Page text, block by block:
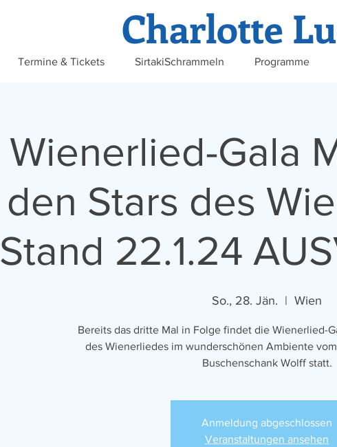
Charlotte
Termine & Tickets SirtakiSchrammeln Programme
Wienerlied-Gala
den Stars des
Stand 22.1.24
So., 28. Jän.
  |
Wien
Bereits das dritte Mal in Folge findet die Wienerlied-
des Wienerliedes im wunderschönen Ambiente
Buschenschank Wolff statt.
Anmeldung abgeschlossen
Veranstaltungen ansehen